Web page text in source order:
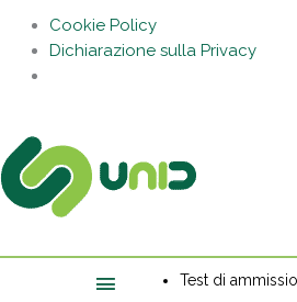
Cookie Policy
Dichiarazione sulla Privacy
l'header
Test di